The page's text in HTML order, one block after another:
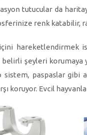
tutucular da
renk katabilir,
içini hareketlendirmek
belirli şeyleri korumaya
paspaslar gibi
koruyor. Evcil